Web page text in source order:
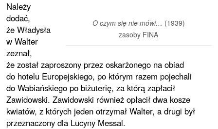
O czym się nie mówi… (1939)
zasoby FINA
Należy
dodać,
że Władysła
w Walter
zeznał,
że został zaproszony przez oskarżonego na obiad
do hotelu Europejskiego, po którym razem pojechali
do Wabiańskiego po biżuterię, za którą zapłacił
Zawidowski. Zawidowski również opłacił dwa kosze
kwiatów, z których jeden otrzymał Walter, a drugi był
przeznaczony dla Lucyny Messal.